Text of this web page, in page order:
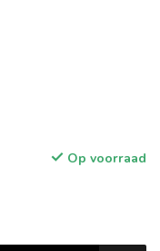
Op voorraad